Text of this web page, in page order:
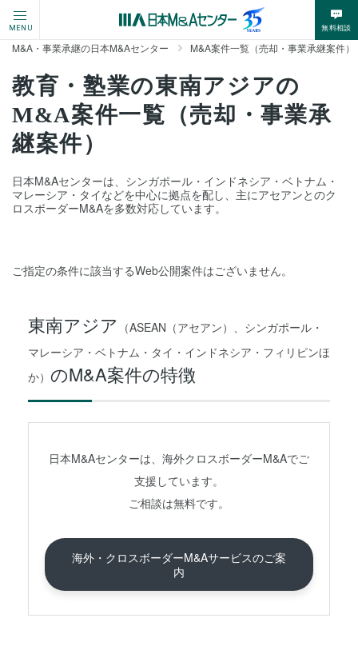
MENU 無料相談
M&A・事業承継の日本M&Aセンター M&A案件一覧（売却・事業承継案件）
教育・塾業の東南アジアの
M&A案件一覧（売却・事業承
継案件）
日本M&Aセンターは、シンガポール・インドネシア・ベトナム・
マレーシア・タイなどを中心に拠点を配し、主にアセアンとのク
ロスボーダーM&Aを多数対応しています。
ご指定の条件に該当するWeb公開案件はございません。
東南アジア （ASEAN（アセアン）、シンガポール・
マレーシア・ベトナム・タイ・インドネシア・フィリピンほ
か） のM&A案件の特徴
日本M&Aセンターは、海外クロスボーダーM&Aでご
支援しています。
ご相談は無料です。
海外・クロスボーダーM&Aサービスのご案
内